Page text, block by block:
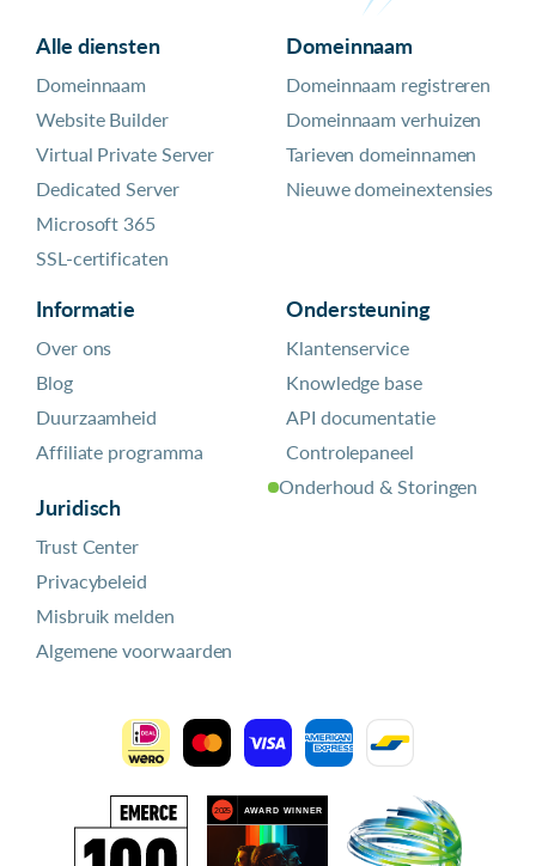
Alle diensten
Domeinnaam
Website Builder
Virtual Private Server
Dedicated Server
Microsoft 365
SSL-certificaten
Domeinnaam
Domeinnaam registreren
Domeinnaam verhuizen
Tarieven domeinnamen
Nieuwe domeinextensies
Informatie
Over ons
Blog
Duurzaamheid
Affiliate programma
Juridisch
Trust Center
Privacybeleid
Misbruik melden
Algemene voorwaarden
Ondersteuning
Klantenservice
Knowledge base
API documentatie
Controlepaneel
Onderhoud & Storingen